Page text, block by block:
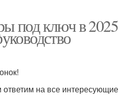
под ключ в 2025
на все интересующие